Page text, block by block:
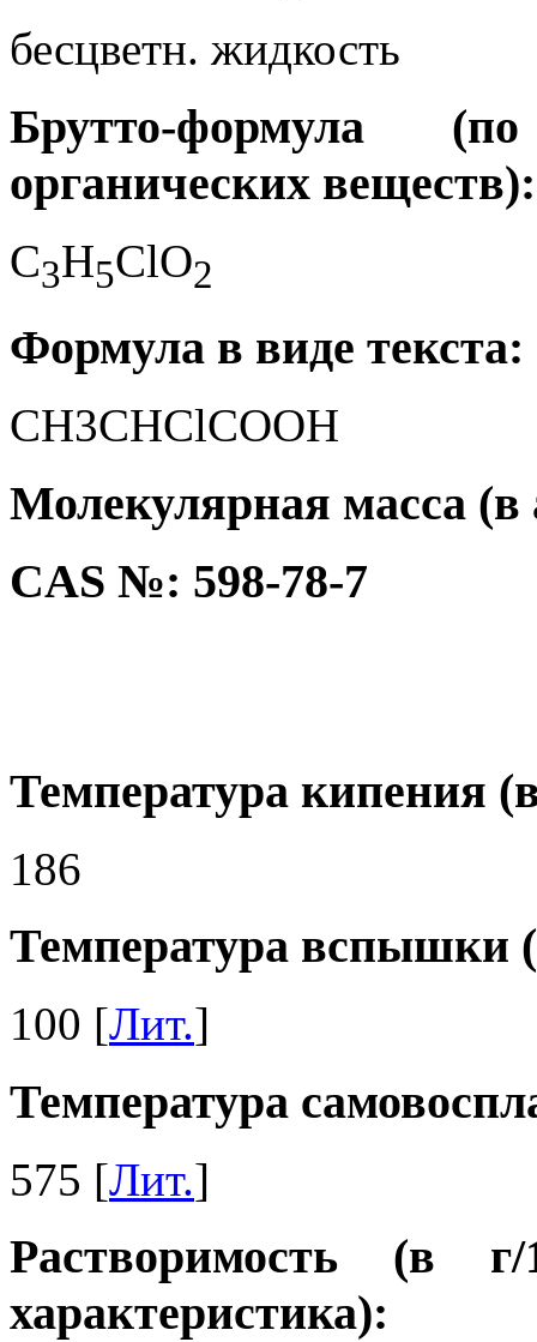
бесцветн. жидкость
Брутто-формула
органических веществ):
C3H5ClO2
Формула в виде текста:
CH3CHClCOOH
Молекулярная масса (в
CAS №: 598-78-7
Температура кипения
186
Температура вспышки
100 [Лит.]
Температура
575 [Лит.]
Растворимость (в
характеристика):